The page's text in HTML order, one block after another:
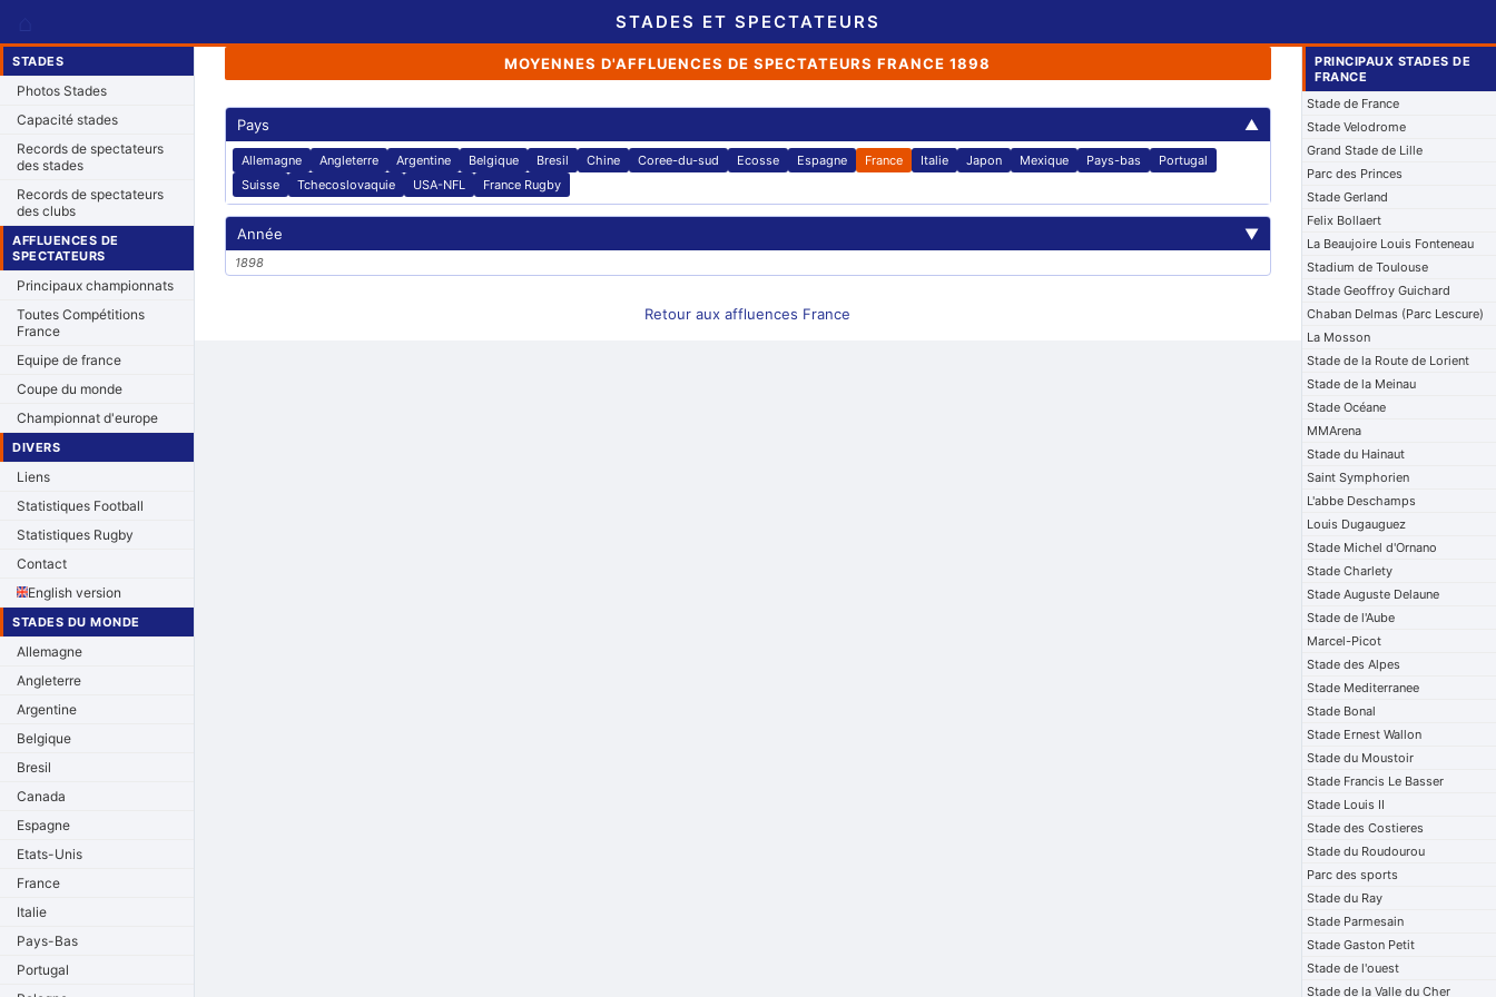
STADES ET SPECTATEURS
STADES
Photos Stades
Capacité stades
Records de spectateurs
des stades
Records de spectateurs
des clubs
AFFLUENCES DE
SPECTATEURS
Principaux championnats
Toutes Compétitions
France
Equipe de france
Coupe du monde
Championnat d'europe
DIVERS
Liens
Statistiques Football
Statistiques Rugby
Contact
English version
STADES DU MONDE
Allemagne
Angleterre
Argentine
Belgique
Bresil
Canada
Espagne
Etats-Unis
France
Italie
Pays-Bas
Portugal
MOYENNES D'AFFLUENCES DE SPECTATEURS FRANCE 1898
Pays ▲
Allemagne Angleterre Argentine Belgique Bresil Chine Coree-du-sud Ecosse Espagne France Italie Japon Mexique Pays-bas
Portugal
Suisse
Tchecoslovaquie USA-NFL France Rugby
Année ▼
1898
Retour aux affluences France
PRINCIPAUX STADES DE
FRANCE
Stade de France
Stade Velodrome
Grand Stade de Lille
Parc des Princes
Stade Gerland
Felix Bollaert
La Beaujoire Louis Fonteneau
Stadium de Toulouse
Stade Geoffroy Guichard
Chaban Delmas (Parc Lescure)
La Mosson
Stade de la Route de Lorient
Stade de la Meinau
Stade Océane
MMArena
Stade du Hainaut
Saint Symphorien
L'abbe Deschamps
Louis Dugauguez
Stade Michel d'Ornano
Stade Charlety
Stade Auguste Delaune
Stade de l'Aube
Marcel-Picot
Stade des Alpes
Stade Mediterranee
Stade Bonal
Stade Ernest Wallon
Stade du Moustoir
Stade Francis Le Basser
Stade Louis II
Stade des Costieres
Stade du Roudourou
Parc des sports
Stade du Ray
Stade Parmesain
Stade Gaston Petit
Stade de l'ouest
Stade de la Valle du Cher